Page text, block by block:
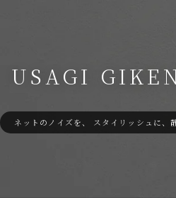
USAGI
ネットのノイズを、 スタイリッシュに、